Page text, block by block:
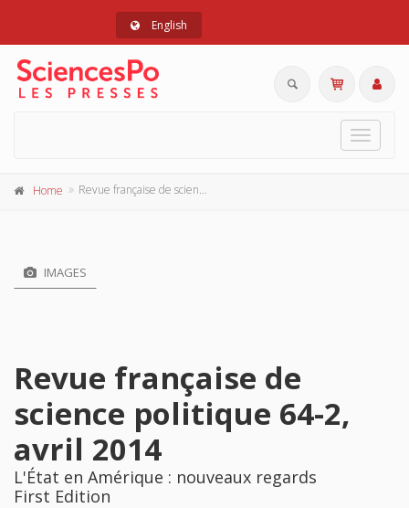
English
Toggle
Home Revue française de science politique 64-2, avril 2014
IMAGES
Revue française de
science politique 64-2,
avril 2014
L'État en Amérique : nouveaux regards
First Edition